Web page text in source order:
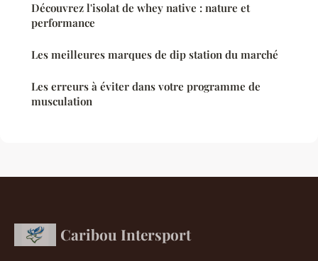
Découvrez l'isolat de whey native : nature et
performance
Les meilleures marques de dip station du marché
Les erreurs à éviter dans votre programme de
musculation
Caribou Intersport